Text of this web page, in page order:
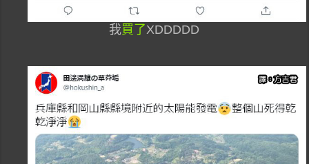
我買了XDDDDD